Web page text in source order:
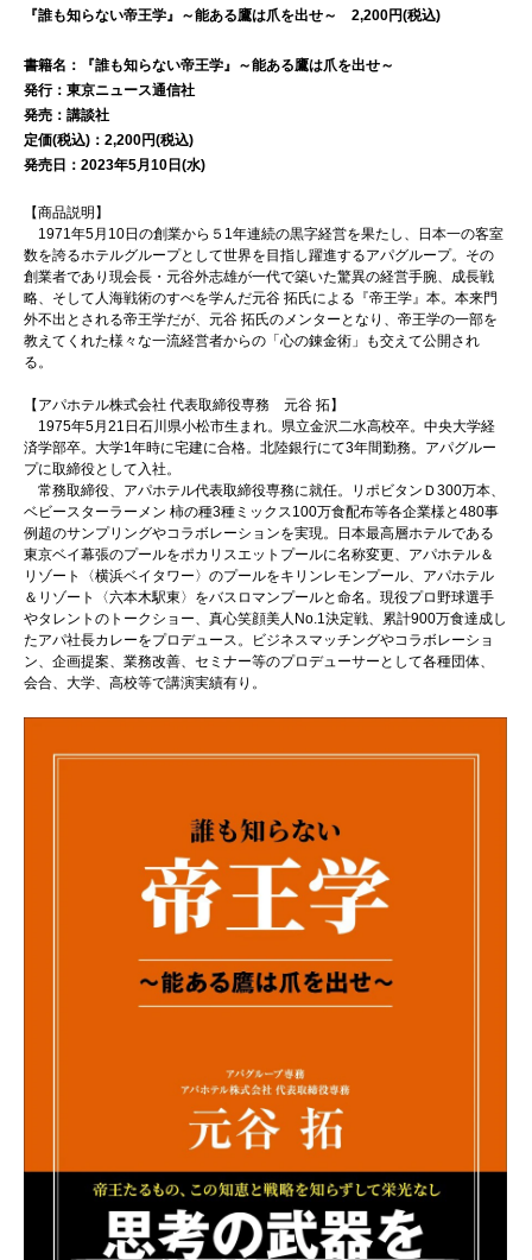
『誰も知らない帝王学』～能ある鷹は爪を出せ～ 2,200円(税込)
書籍名：『誰も知らない帝王学』～能ある鷹は爪を出せ～
発行：東京ニュース通信社
発売：講談社
定価(税込)：2,200円(税込)
発売日：2023年5月10日(水)
【商品説明】
1971年5月10日の創業から５1年連続の黒字経営を果たし、日本一の客室
数を誇るホテルグループとして世界を目指し躍進するアパグループ。その
創業者であり現会長・元谷外志雄が一代で築いた驚異の経営手腕、成長戦
略、そして人海戦術のすべを学んだ元谷 拓氏による『帝王学』本。本来門
外不出とされる帝王学だが、元谷 拓氏のメンターとなり、帝王学の一部を
教えてくれた様々な一流経営者からの「心の錬金術」も交えて公開され
る。
【アパホテル株式会社 代表取締役専務 元谷 拓】
1975年5月21日石川県小松市生まれ。県立金沢二水高校卒。中央大学経
済学部卒。大学1年時に宅建に合格。北陸銀行にて3年間勤務。アパグルー
プに取締役として入社。
常務取締役、アパホテル代表取締役専務に就任。リポビタンＤ300万本、
ベビースターラーメン 柿の種3種ミックス100万食配布等各企業様と480事
例超のサンプリングやコラボレーションを実現。日本最高層ホテルである
東京ベイ幕張のプールをポカリスエットプールに名称変更、アパホテル＆
リゾート〈横浜ベイタワー〉のプールをキリンレモンプール、アパホテル
＆リゾート〈六本木駅東〉をバスロマンプールと命名。現役プロ野球選手
やタレントのトークショー、真心笑顔美人No.1決定戦、累計900万食達成し
たアパ社長カレーをプロデュース。ビジネスマッチングやコラボレーショ
ン、企画提案、業務改善、セミナー等のプロデューサーとして各種団体、
会合、大学、高校等で講演実績有り。